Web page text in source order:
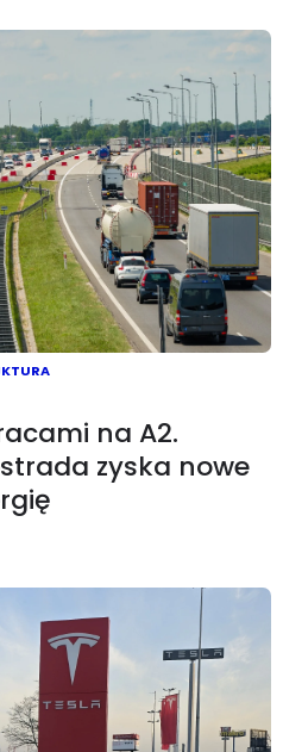
na A2.
zyska nowe